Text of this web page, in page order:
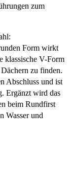
zum
Form wirkt
klassische V-Form
zu finden.
Abschluss und ist
Ergänzt wird das
beim Rundfirst
Wasser und